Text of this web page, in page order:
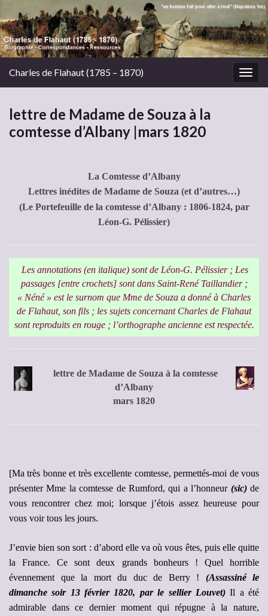
Charles de Flahaut (1785 – 1870)
lettre de Madame de Souza à la
comtesse d’Albany |mars 1820
La Comtesse d’Albany
Lettres inédites de Madame de Souza (et d’autres…)
(Le Portefeuille de la comtesse d’Albany : 1806-1824, par
Léon-G. Pélissier)
Les annotations (en italique) sont de Léon-G. Pélissier ; Les
passages [entre crochets] sont dans Saint-René Taillandier ;
« Néné » est le surnom que Mme de Souza a donné à Charles
de Flahaut, son fils ; les sujets concernant Charles de Flahaut
sont reproduits en rouge ; l’orthographe ancienne est respectée.
lettre de Madame de Souza à la comtesse
d’Albany
mars 1820
[Ma très bonne et très excellente comtesse, permettés-moi de vous
présenter Mme la comtesse de Rumford, qui a l’honneur (sic)de
vous rencontrer chez moi; lorsque j’étois assez heureuse pour
vous voir tous les jours.
J’envie bien son sort : d’abord elle va où vous êtes, puis elle quitte
la France. Ce sont deux grands bonheurs ! Quel horrible
évennement que la mort du duc de Berry ! (Assassiné le
dimanche soir 13 février 1820, par le sellier Louvet)Il a été
admirable dans ce dernier moment qui répugne à la nature,